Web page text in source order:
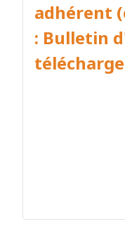
adhérent
: Bulletin